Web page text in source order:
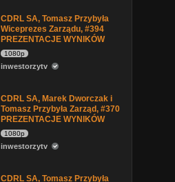
CDRL SA, Tomasz Przybyła
Wiceprezes Zarządu, #394
PREZENTACJE WYNIKÓW
1080p
inwestorzytv
CDRL SA, Marek Dworczak i
Tomasz Przybyła Zarząd, #370
PREZENTACJE WYNIKÓW
1080p
inwestorzytv
CDRL SA, Tomasz Przybyła